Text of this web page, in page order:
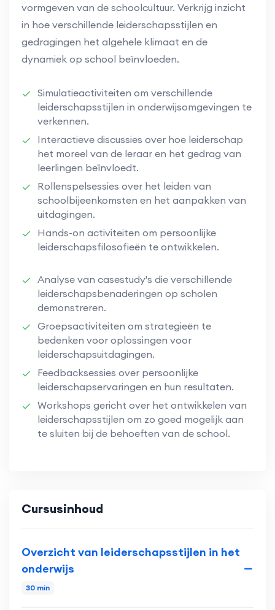
vormgeven van de schoolcultuur. Verkrijg inzicht
in hoe verschillende leiderschapsstijlen en
gedragingen het algehele klimaat en de
dynamiek op school beïnvloeden.
Simulatieactiviteiten om verschillende
leiderschapsstijlen in onderwijsomgevingen te
verkennen.
Interactieve discussies over hoe leiderschap
het moreel van de leraar en het gedrag van
leerlingen beïnvloedt.
Rollenspelsessies over het leiden van
schoolbijeenkomsten en het aanpakken van
uitdagingen.
Hands-on activiteiten om persoonlijke
leiderschapsfilosofieën te ontwikkelen.
Analyse van casestudy's die verschillende
leiderschapsbenaderingen op scholen
demonstreren.
Groepsactiviteiten om strategieën te
bedenken voor oplossingen voor
leiderschapsuitdagingen.
Feedbacksessies over persoonlijke
leiderschapservaringen en hun resultaten.
Workshops gericht over het ontwikkelen van
leiderschapsstijlen om zo goed mogelijk aan
te sluiten bij de behoeften van de school.
Cursusinhoud
Overzicht van leiderschapsstijlen in het
onderwijs
30 min